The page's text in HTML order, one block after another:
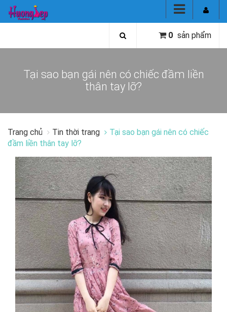
0 sản phẩm
Tại sao bạn gái nên có chiếc đầm liền
thân tay lỡ?
Trang chủ Tin thời trang
Tại sao bạn gái nên có chiếc
đầm liền thân tay lỡ?